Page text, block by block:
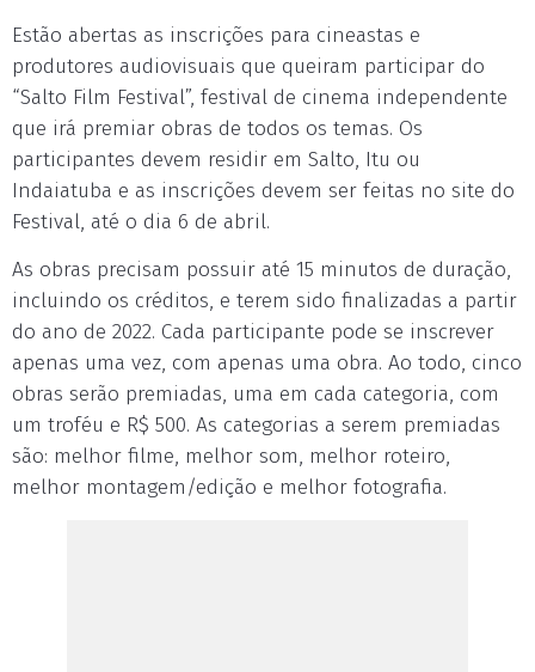
Estão abertas as inscrições para cineastas e
produtores audiovisuais que queiram participar do
“Salto Film Festival”, festival de cinema independente
que irá premiar obras de todos os temas. Os
participantes devem residir em Salto, Itu ou
Indaiatuba e as inscrições devem ser feitas no site do
Festival, até o dia 6 de abril.
As obras precisam possuir até 15 minutos de duração,
incluindo os créditos, e terem sido finalizadas a partir
do ano de 2022. Cada participante pode se inscrever
apenas uma vez, com apenas uma obra. Ao todo, cinco
obras serão premiadas, uma em cada categoria, com
um troféu e R$ 500. As categorias a serem premiadas
são: melhor filme, melhor som, melhor roteiro,
melhor montagem/edição e melhor fotografia.